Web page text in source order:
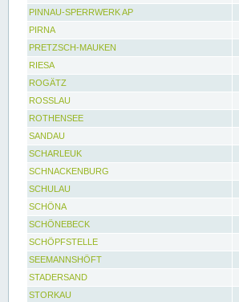
PINNAU-SPERRWERK AP
PIRNA
PRETZSCH-MAUKEN
RIESA
ROGÄTZ
ROSSLAU
ROTHENSEE
SANDAU
SCHARLEUK
SCHNACKENBURG
SCHULAU
SCHÖNA
SCHÖNEBECK
SCHÖPFSTELLE
SEEMANNSHÖFT
STADERSAND
STORKAU